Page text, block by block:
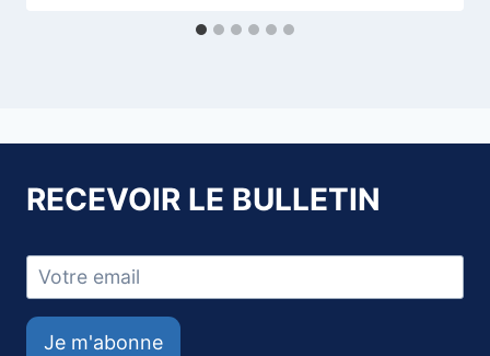
RECEVOIR LE BULLETIN
Je m'abonne